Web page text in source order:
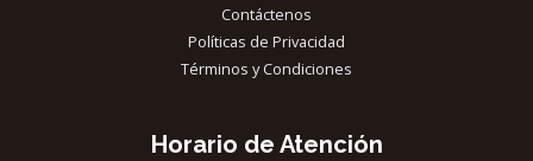
Contáctenos
Políticas de Privacidad
Términos y Condiciones
Horario de Atención